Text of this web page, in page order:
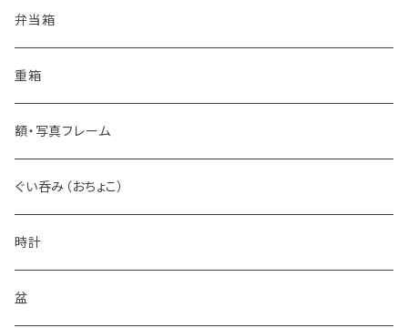
ワイングラス
カップ
タンブラー
ショットグラス
豆皿
丸皿
花皿
小皿
弁当箱
重箱
額・写真フレーム
ぐい呑み（おちょこ）
時計
盆